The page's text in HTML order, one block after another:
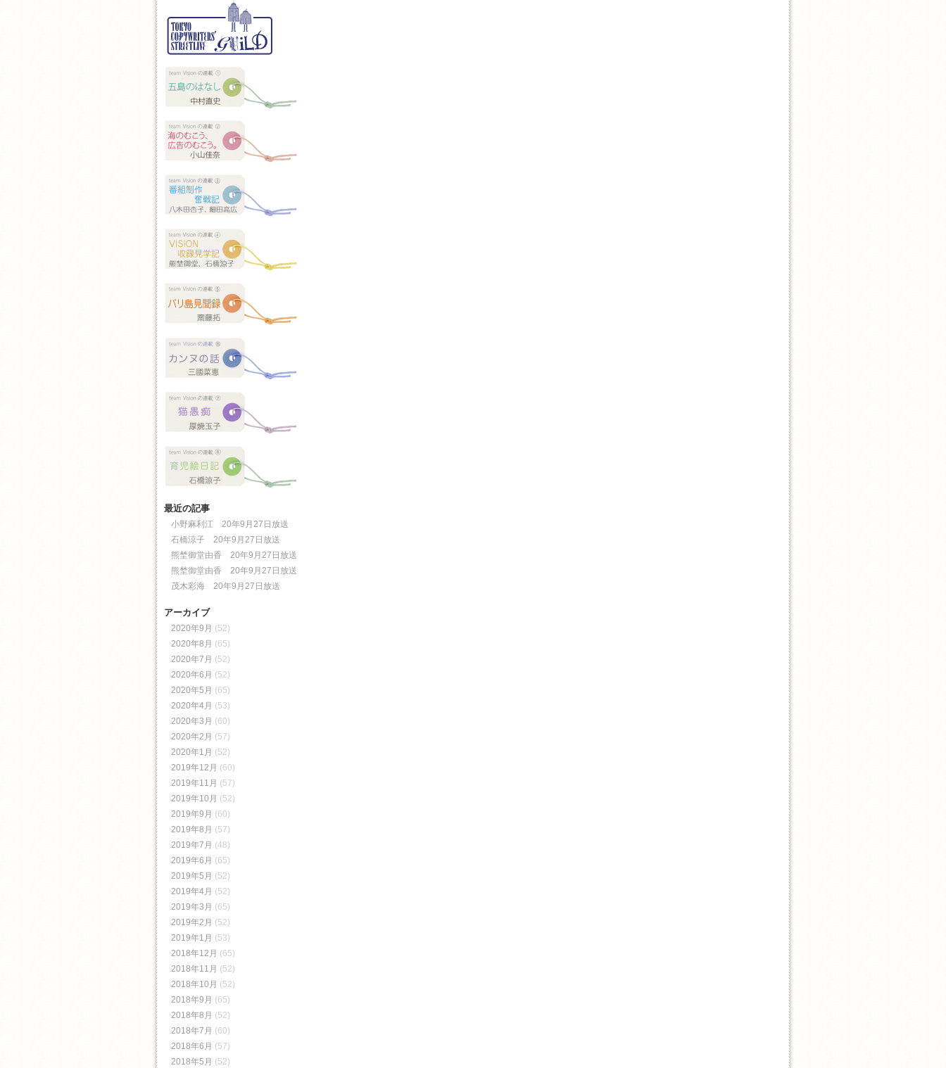
最近の記事
小野麻利江 20年9月27日放送
石橋涼子 20年9月27日放送
熊埜御堂由香 20年9月27日放送
熊埜御堂由香 20年9月27日放送
茂木彩海 20年9月27日放送
アーカイブ
2020年9月 (52)
2020年8月 (65)
2020年7月 (52)
2020年6月 (52)
2020年5月 (65)
2020年4月 (53)
2020年3月 (60)
2020年2月 (57)
2020年1月 (52)
2019年12月 (60)
2019年11月 (57)
2019年10月 (52)
2019年9月 (60)
2019年8月 (57)
2019年7月 (48)
2019年6月 (65)
2019年5月 (52)
2019年4月 (52)
2019年3月 (65)
2019年2月 (52)
2019年1月 (53)
2018年12月 (65)
2018年11月 (52)
2018年10月 (52)
2018年9月 (65)
2018年8月 (52)
2018年7月 (60)
2018年6月 (57)
2018年5月 (52)